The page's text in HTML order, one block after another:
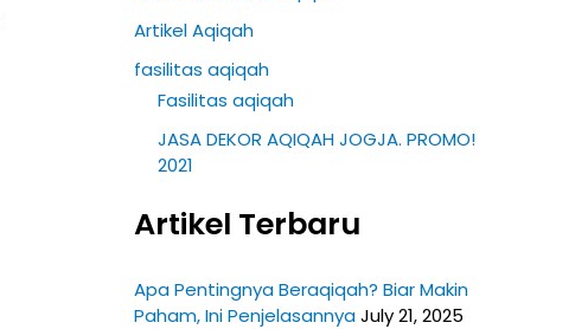
Artikel Aqiqah
fasilitas aqiqah
Fasilitas aqiqah
JASA DEKOR AQIQAH JOGJA. PROMO!
2021
Artikel Terbaru
Apa Pentingnya Beraqiqah? Biar Makin
Paham, Ini PenjelasannyaJuly 21, 2025